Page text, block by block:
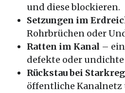
und diese blockieren.
Setzungen im
Rohrbrüchen oder
Ratten im Kanal –
defekte oder
Rückstau bei
öffentliche